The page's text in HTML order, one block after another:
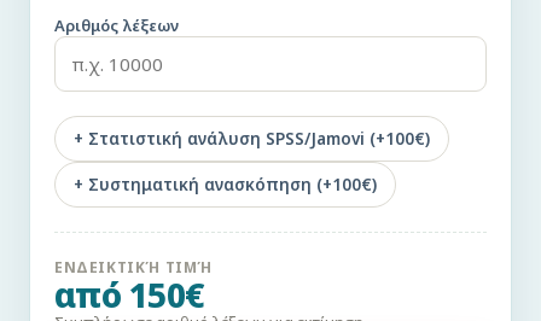
Αριθμός λέξεων
+ Στατιστική ανάλυση SPSS/Jamovi (+100€)
+ Συστηματική ανασκόπηση (+100€)
ΕΝΔΕΙΚΤΙΚΉ ΤΙΜΉ
από 150€